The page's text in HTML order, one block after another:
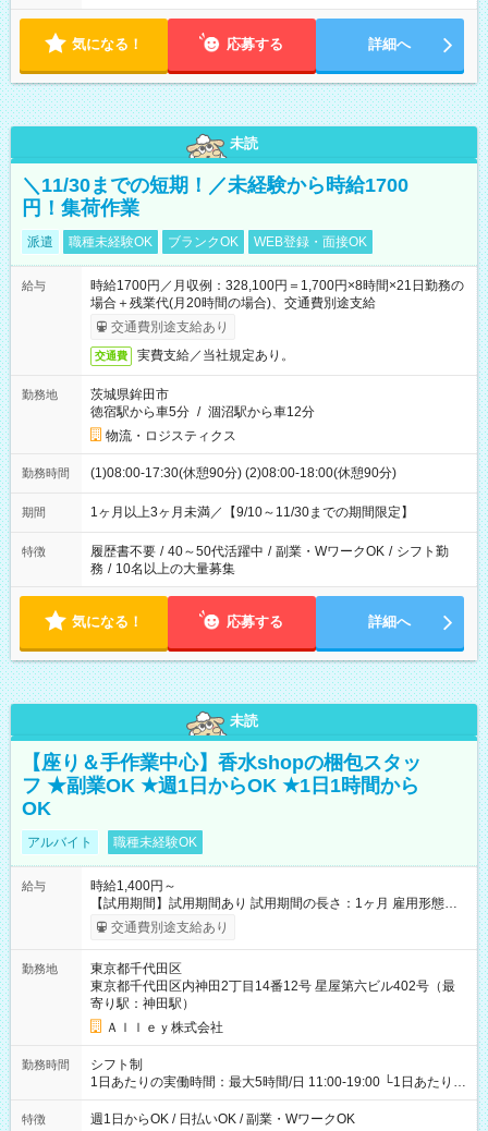
気になる！ 応募する 詳細へ
未読
＼11/30までの短期！／未経験から時給1700
円！集荷作業
派遣 職種未経験OK ブランクOK WEB登録・面接OK
給与
時給1700円／月収例：328,100円＝1,700円×8時間×21日勤務の
場合＋残業代(月20時間の場合)、交通費別途支給
交通費別途支給あり
交通費 実費支給／当社規定あり。
勤務地
茨城県鉾田市
徳宿駅から車5分 / 涸沼駅から車12分
物流・ロジスティクス
勤務時間 (1)08:00-17:30(休憩90分) (2)08:00-18:00(休憩90分)
期間 1ヶ月以上3ヶ月未満／【9/10～11/30までの期間限定】
特徴 履歴書不要 / 40～50代活躍中 / 副業・WワークOK / シフト勤
務 / 10名以上の大量募集
気になる！ 応募する 詳細へ
未読
【座り＆手作業中心】香水shopの梱包スタッ
フ ★副業OK ★週1日からOK ★1日1時間から
OK
アルバイト 職種未経験OK
給与
時給1,400円～
【試用期間】試用期間あり 試用期間の長さ：1ヶ月 雇用形態、
給与は本採用時と同じです。
交通費別途支給あり
勤務地
東京都千代田区
東京都千代田区内神田2丁目14番12号 星屋第六ビル402号（最
寄り駅：神田駅）
Ａｌｌｅｙ株式会社
勤務時間
シフト制
1日あたりの実働時間：最大5時間/日 11:00-19:00 └1日あたりの
実働時間：1-5時間 └上記の時間帯内であれば、いつでも勤務可
能！ └平日・土曜日の中で、お好きな曜日でご勤務いただけま
特徴 週1日からOK / 日払いOK / 副業・WワークOK